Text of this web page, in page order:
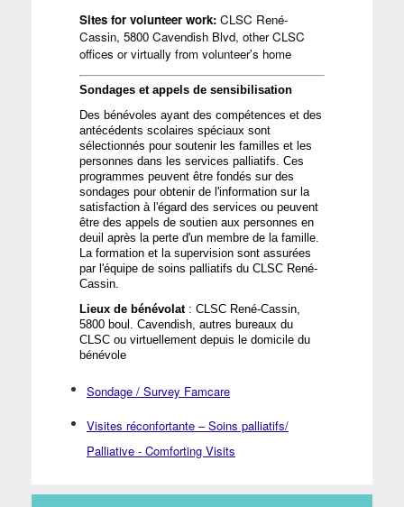
Sites for volunteer work: CLSC René-
Cassin, 5800 Cavendish Blvd, other CLSC
offices or virtually from volunteer's home
Sondages et appels de sensibilisation
Des bénévoles ayant des compétences
antécédents scolaires spéciaux sont
sélectionnés pour soutenir les familles
personnes dans les services palliatifs. Ces
programmes peuvent être fondés sur des
sondages pour obtenir de l'information sur la
satisfaction à l'égard des services ou peuvent
être des appels de soutien aux personnes en
deuil après la perte d'un membre de la famille.
La formation et la supervision sont assurées
par l'équipe de soins palliatifs du CLSC René-
Cassin.
Lieux de bénévolat : CLSC René-Cassin,
5800 boul. Cavendish, autres bureaux du
CLSC ou virtuellement depuis le domicile du
bénévole
Sondage / Survey Famcare
Visites réconfortante – Soins palliatifs/
Palliative - Comforting Visits